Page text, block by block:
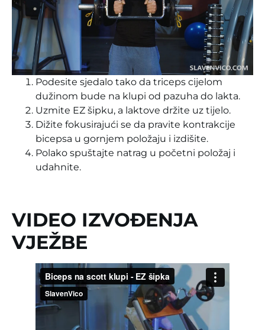
Podesite sjedalo tako da triceps cijelom
dužinom bude na klupi od pazuha do lakta.
Uzmite EZ šipku, a laktove držite uz tijelo.
Dižite fokusirajući se da pravite kontrakcije
bicepsa u gornjem položaju i izdišite.
Polako spuštajte natrag u početni položaj i
udahnite.
VIDEO IZVOĐENJA
VJEŽBE